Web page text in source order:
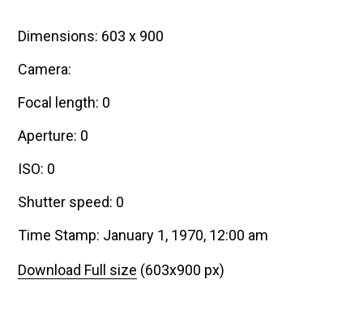
Dimensions: 603 x 900
Camera:
Focal length: 0
Aperture: 0
ISO: 0
Shutter speed: 0
Time Stamp: January 1, 1970, 12:00 am
Download Full size (603x900 px)